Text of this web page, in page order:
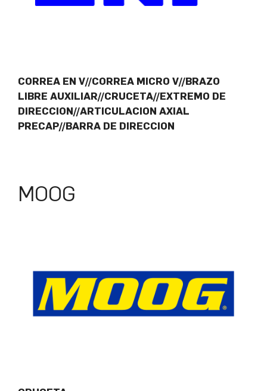
CORREA EN V//CORREA MICRO V//BRAZO
LIBRE AUXILIAR//CRUCETA//EXTREMO DE
DIRECCION//ARTICULACION AXIAL
PRECAP//BARRA DE DIRECCION
MOOG